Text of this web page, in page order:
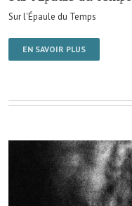
Sur l'Épaule du Temps
EN SAVOIR PLUS